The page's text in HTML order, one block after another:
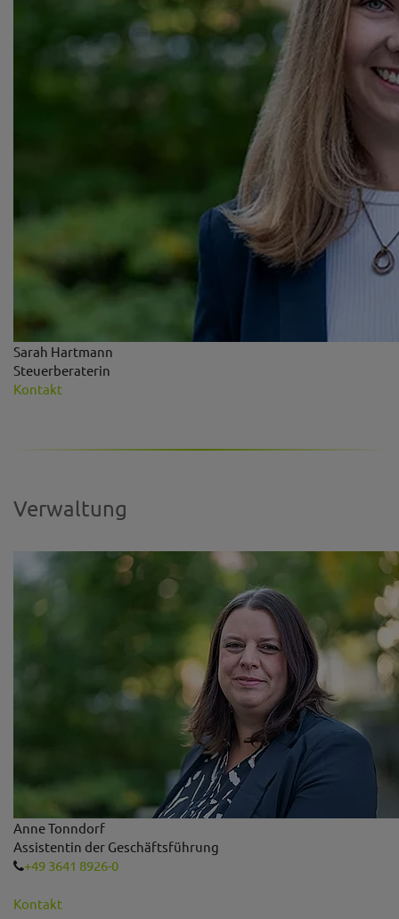
Sarah Hartmann
Steuerberaterin
Kontakt
Verwaltung
Anne Tonndorf
Assistentin der Geschäftsführung
+49 3641 8926-0
Kontakt